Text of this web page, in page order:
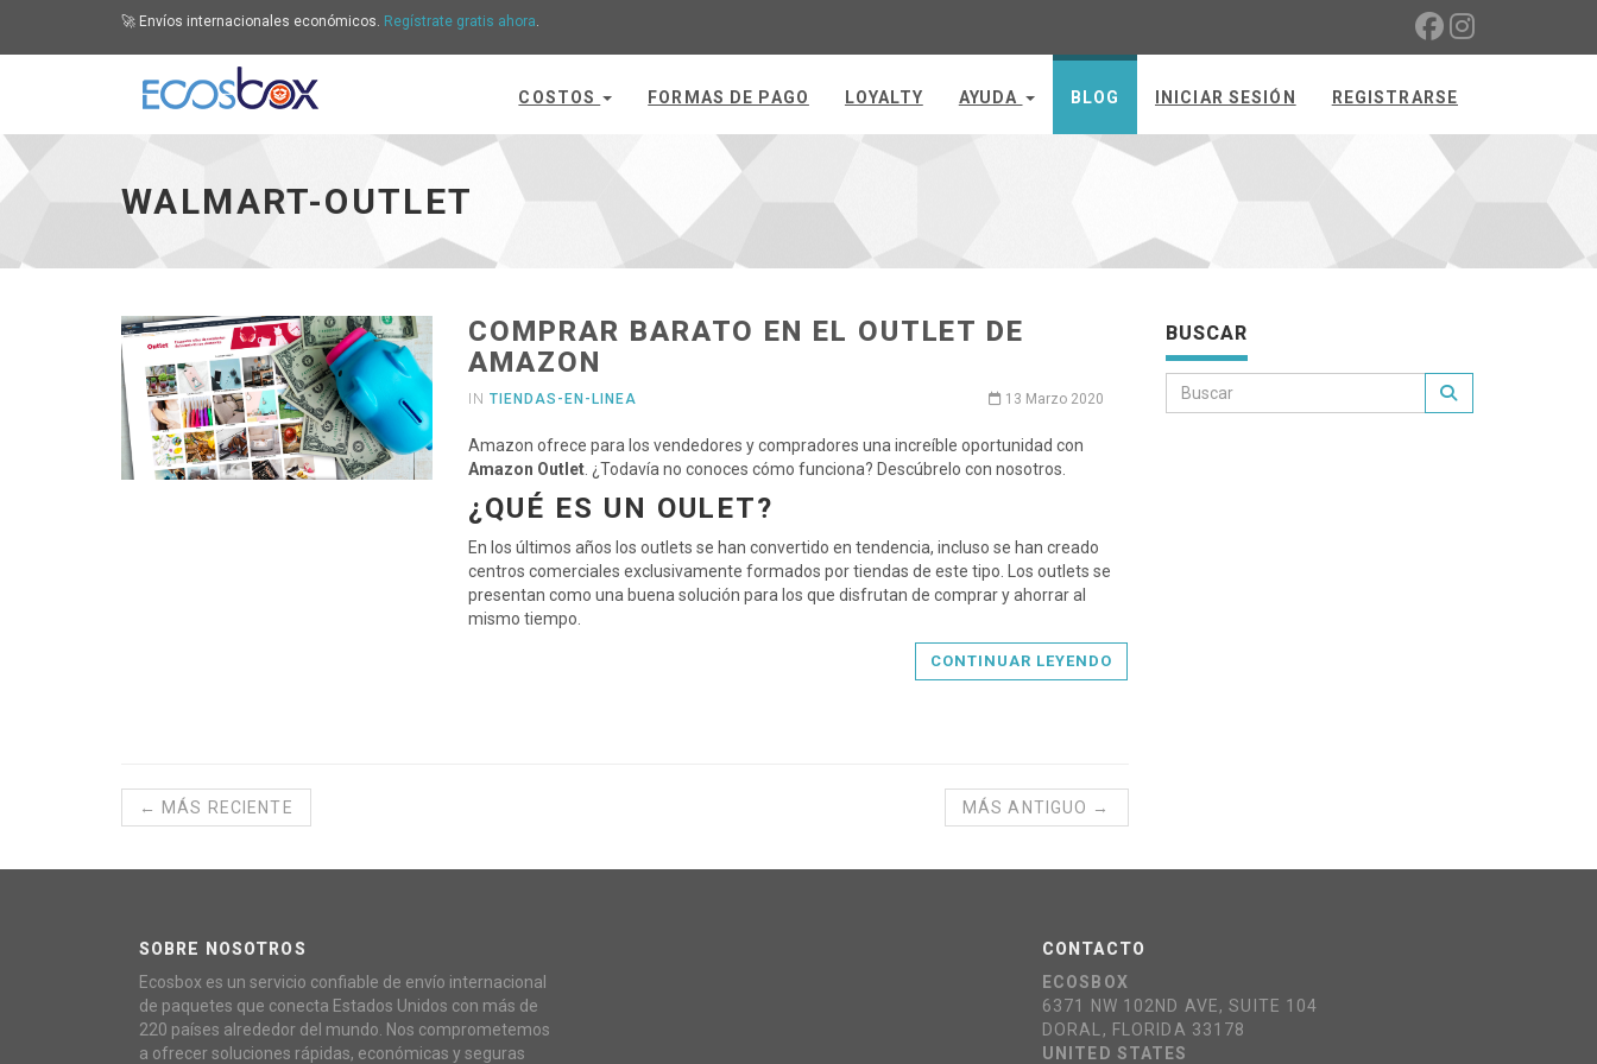
🚀 Envíos internacionales económicos. Regístrate gratis ahora.
COSTOS FORMAS DE PAGO LOYALTY AYUDA BLOG INICIAR SESIÓN REGISTRARSE
WALMART-OUTLET
COMPRAR BARATO EN EL OUTLET DE
AMAZON
INTIENDAS-EN-LINEA 13 Marzo 2020
Amazon ofrece para los vendedores y compradores una increíble oportunidad con
Amazon Outlet . ¿Todavía no conoces cómo funciona? Descúbrelo con nosotros.
¿QUÉ ES UN OULET?
En los últimos años los outlets se han convertido en tendencia, incluso se han creado
centros comerciales exclusivamente formados por tiendas de este tipo. Los outlets se
presentan como una buena solución para los que disfrutan de comprar y ahorrar al
mismo tiempo.
CONTINUAR LEYENDO
← MÁS RECIENTE MÁS ANTIGUO →
BUSCAR
SOBRE NOSOTROS
Ecosbox es un servicio confiable de envío internacional
de paquetes que conecta Estados Unidos con más de
220 países alrededor del mundo. Nos comprometemos
a ofrecer soluciones rápidas, económicas y seguras
CONTACTO
ECOSBOX
6371 NW 102ND AVE, SUITE 104
DORAL, FLORIDA 33178
UNITED STATES